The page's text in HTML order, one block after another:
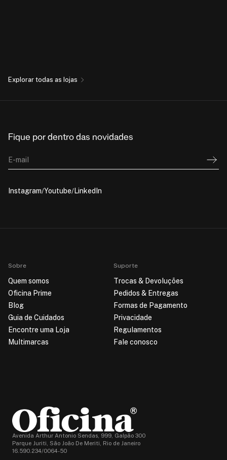
Explorar todas as lojas
Fique por dentro das novidades
E-mail
Instagram Youtube LinkedIn
Sobre
Quem somos
Oficina Prime
Blog
Guia de Cuidados
Encontre uma Loja
Multimarcas
Suporte
Trocas & Devoluções
Pedidos & Entregas
Formas de Pagamento
Privacidade
Regulamentos
Fale conosco
Avenida Arthur Antonio Sendas, 999, Galpão 300
Parque Juriti, São João De Meriti, Rio de Janeiro
16.590.234/0064-50